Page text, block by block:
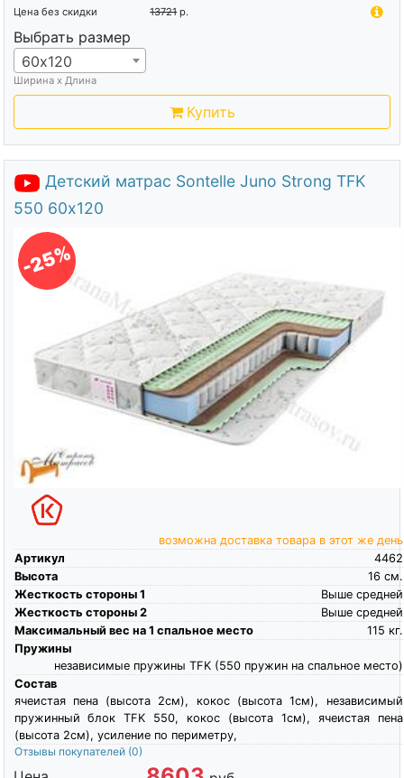
Цена без скидки 13721 р.
Выбрать размер
60х120
Ширина х Длина
Купить
Детский матрас Sontelle Juno Strong TFK
550 60х120
-25%
возможна доставка товара в этот же день
Артикул
4462
Высота
см.
16
Жесткость стороны 1
Выше средней
Жесткость стороны 2
Выше средней
Максимальный вес на 1 спальное место
кг.
115
Пружины
независимые пружины TFK (550 пружин на спальное место)
Состав
ячеистая пена (высота 2см), кокос (высота 1см), независимый
пружинный блок TFK 550, кокос (высота 1см), ячеистая пена
(высота 2см), усиление по периметру,
Отзывы покупателей (0)